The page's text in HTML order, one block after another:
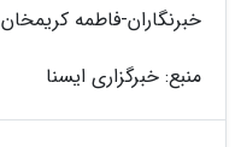
خبرنگاران-فاطمه کریمخان
منبع: خبرگزاری ایسنا